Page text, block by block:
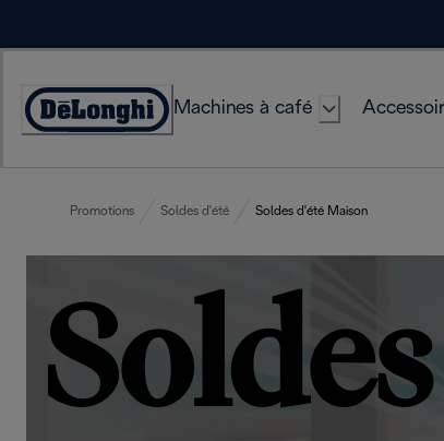
Déclaration
Machines à café
Promotions Soldes d'été Soldes d'été Maison